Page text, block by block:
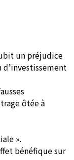
un préjudice
d’investissement
ôtée à
».
bénéfique sur